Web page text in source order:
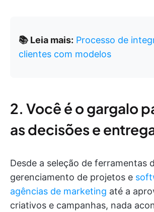
📚 Leia mais: Processo de
clientes com modelos
2. Você é o gargalo
as decisões e
Desde a seleção de ferramentas
gerenciamento de projetos e
agências de marketing até a
criativos e campanhas, nada